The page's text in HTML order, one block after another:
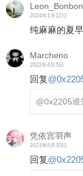
Leon_Bonbon
2024年1月22日
纯麻麻的夏
Marcheno
2022年4月5日
回复@
@0x2205谁
凭依宫羽声
2021年8月30日
回复@